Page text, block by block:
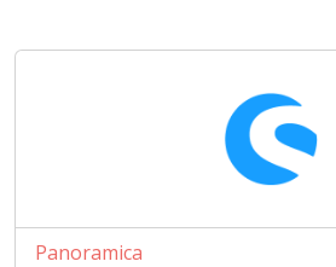
Panoramica